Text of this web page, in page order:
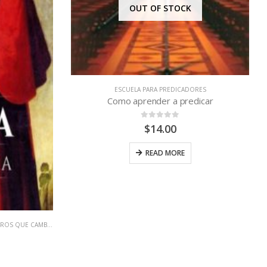
QUE CAMBIAN VIDAS
OUT OF STOCK
ESCUELA PARA PREDICADORES
Como aprender a predicar
out of 5
$14.00
READ MORE